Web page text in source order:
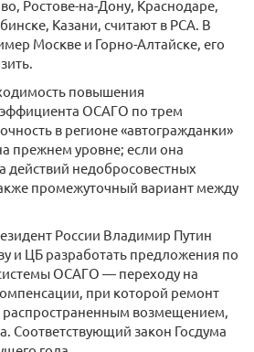
Ростове-на-Дону, Краснодаре,
Казани, считают в РСА. В
Москве и Горно-Алтайске, его
повышения
ОСАГО по трем
в регионе «автогражданки»
прежнем уровне; если она
действий недобросовестных
промежуточный вариант между
России Владимир Путин
и ЦБ разработать предложения по
ОСАГО — переходу на
при которой ремонт
возмещением,
Соответствующий закон Госдума